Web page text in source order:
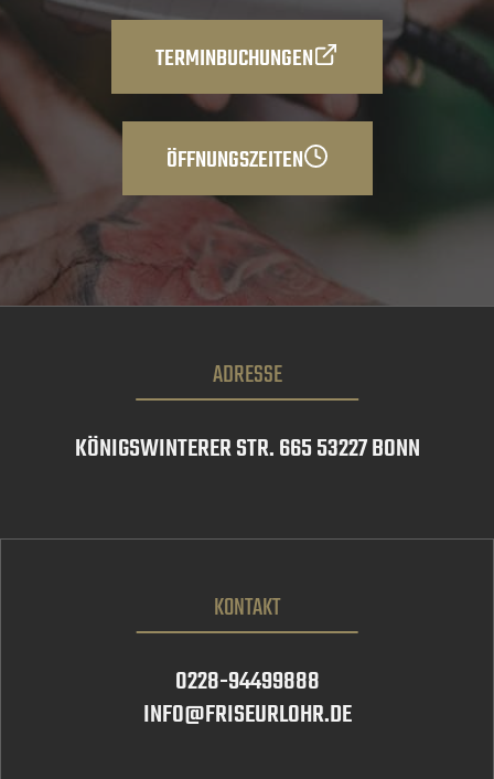
TERMINBUCHUNGEN
ÖFFNUNGSZEITEN
ADRESSE
KÖNIGSWINTERER STR. 665 53227 BONN
KONTAKT
0228-94499888
INFO@FRISEURLOHR.DE